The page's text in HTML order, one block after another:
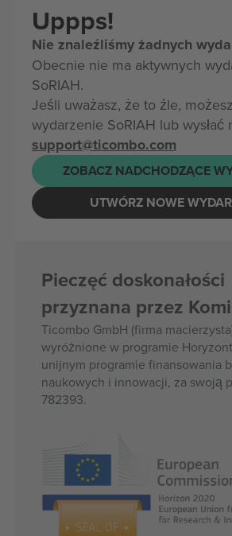
Uppps!
Nie znaleźliśmy żadnych
Obecnie nie ma aktywnych
SoRIAH.
Jeśli uważasz, że to źle,
wydarzenie SoRIAH lub wysłać
support@ticombo.com
ZOBACZ NADCHODZĄCE
UTWÓRZ NOWE
Pieczęć doskonałości
przyznana przez
Ticombo GmbH (firma
wyróżnione w programie
unijnym programie finansowania
naukowych i innowacji, za swoją
782393.